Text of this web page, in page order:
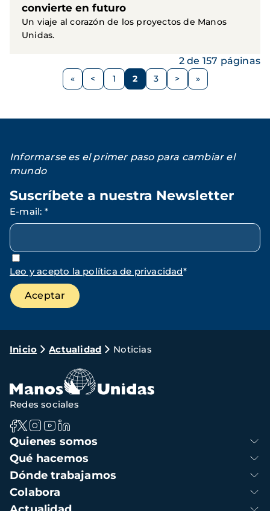
convierte en futuro
Un viaje al corazón de los proyectos de Manos
Unidas.
Paginación
Página
< Página
1 Página
2 Página
3
Siguiente
>
2 de 157 páginas
Informarse es el primer paso para cambiar el
mundo
Suscríbete a nuestra Newsletter
E-mail: *
Leo y acepto la política de privacidad*
Ruta
navegación
Inicio Actualidad Noticias
Navegación
principal
Quienes somos
Qué hacemos
Dónde trabajamos
Colabora
Redes sociales